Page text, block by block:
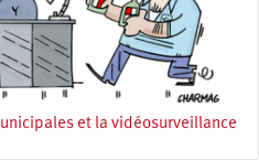
et la vidéosurveillance